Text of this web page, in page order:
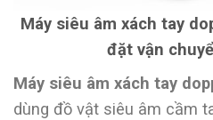
Máy siêu âm xách tay
đặt vận
Máy siêu âm xách tay
dùng đồ vật siêu âm cầm